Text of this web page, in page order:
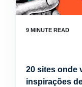
20 sites onde
inspirações